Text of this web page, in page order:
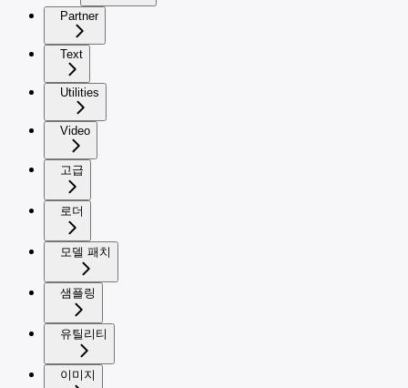
Partner
Text
Utilities
Video
고급
로더
모델 패치
샘플링
유틸리티
이미지